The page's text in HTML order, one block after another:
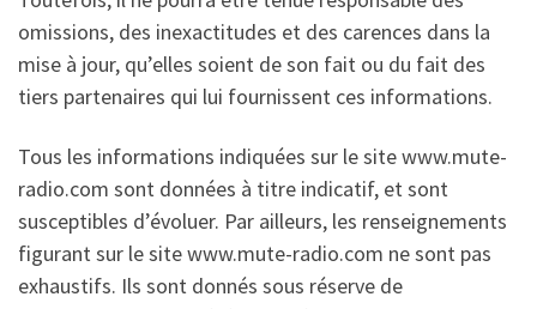
omissions, des inexactitudes et des carences dans la
mise à jour, qu’elles soient de son fait ou du fait des
tiers partenaires qui lui fournissent ces informations.
Tous les informations indiquées sur le site www.mute-
radio.com sont données à titre indicatif, et sont
susceptibles d’évoluer. Par ailleurs, les renseignements
figurant sur le site www.mute-radio.com ne sont pas
exhaustifs. Ils sont donnés sous réserve de